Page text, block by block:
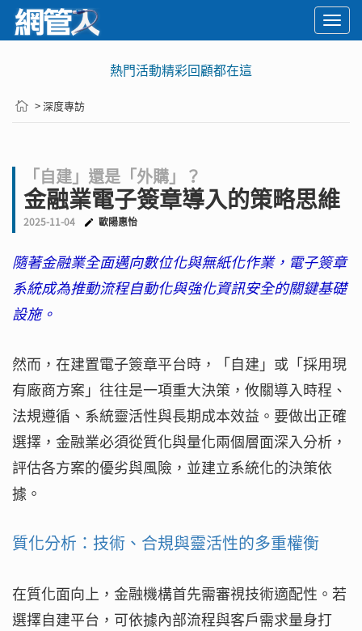
熱門活動精彩回顧都在這
> 深度專訪
「自建」還是「外購」？
金融業電子簽章導入的策略思維
2025-11-04 歐陽惠怡
隨著金融業全面邁向數位化與無紙化作業，電子簽章
系統成為推動流程自動化與強化資訊安全的關鍵基礎
設施。
然而，在建置電子簽章平台時，「自建」或「採用現
有廠商方案」往往是一項重大決策，攸關導入時程、
法規遵循、系統靈活性與長期成本效益。要做出正確
選擇，金融業必須從質化與量化兩個層面深入分析，
評估各方案的優劣與風險，並建立系統化的決策依
據。
質化分析：技術、合規與靈活性的多重權衡
在質化面向上，金融機構首先需審視技術適配性。若
選擇自建平台，可依據內部流程與客戶需求量身打